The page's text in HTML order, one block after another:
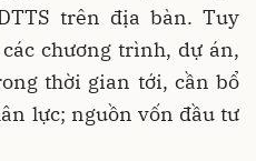
trên địa bàn. Tuy
chương trình, dự án,
thời gian tới, cần bổ
lực; nguồn vốn đầu tư